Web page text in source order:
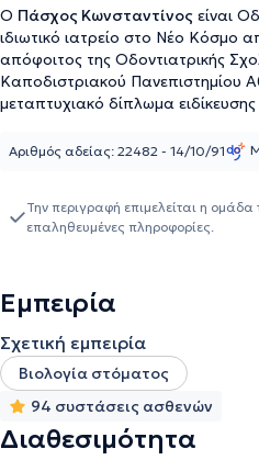
Ο Πάσχος Κωνσταντίνος είναι
ιδιωτικό ιατρείο στο Νέο Κόσμο
απόφοιτος της Οδοντιατρικής
Καποδιστριακού Πανεπιστημίου
μεταπτυχιακό δίπλωμα
με τη διατήρηση του ιδιωτικού
Παράλληλα, δραστηριοποιείται
έχει δημοσιεύσει και
Αριθμός αδείας: 22482 - 14/10/91
Την περιγραφή επιμελείται η
επαληθευμένες πληροφορίες.
Εμπειρία
Σχετική εμπειρία
Βιολογία στόματος
94 συστάσεις ασθενών
Διαθεσιμότητα